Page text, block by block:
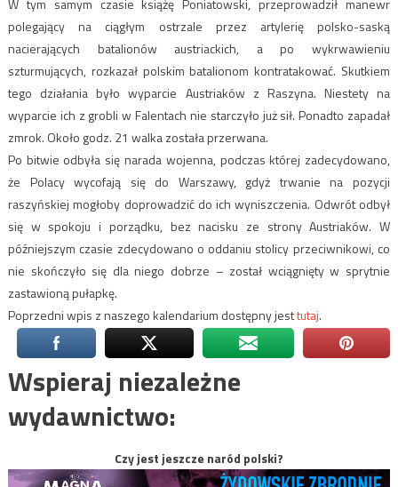
W tym samym czasie książę Poniatowski, przeprowadził manewr
polegający na ciągłym ostrzale przez artylerię polsko-saską
nacierających batalionów austriackich, a po wykrwawieniu
szturmujących, rozkazał polskim batalionom kontratakować. Skutkiem
tego działania było wyparcie Austriaków z Raszyna. Niestety na
wyparcie ich z grobli w Falentach nie starczyło już sił. Ponadto zapadał
zmrok. Około godz. 21 walka została przerwana.
Po bitwie odbyła się narada wojenna, podczas której zadecydowano,
że Polacy wycofają się do Warszawy, gdyż trwanie na pozycji
raszyńskiej mogłoby doprowadzić do ich wyniszczenia. Odwrót odbył
się w spokoju i porządku, bez nacisku ze strony Austriaków. W
późniejszym czasie zdecydowano o oddaniu stolicy przeciwnikowi, co
nie skończyło się dla niego dobrze – został wciągnięty w sprytnie
zastawioną pułapkę.
Poprzedni wpis z naszego kalendarium dostępny jesttutaj.
Wspieraj niezależne
wydawnictwo:
Czy jest jeszcze naród polski?